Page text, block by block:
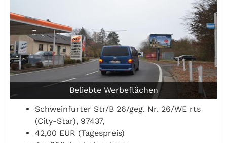
Beliebte Werbeflächen
Schweinfurter Str/B 26/geg. Nr. 26/WE rts
(City-Star), 97437,
42,00 EUR (Tagespreis)